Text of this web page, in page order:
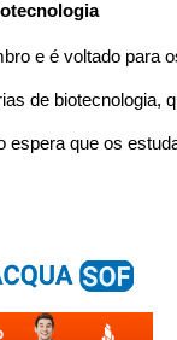
e é voltado
de
que os